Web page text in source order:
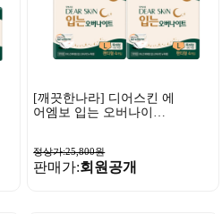
[깨끗한나라] 디어스킨 에
어엠보 입는 오버나이트
정상가:25,800원
판매가:회원공개